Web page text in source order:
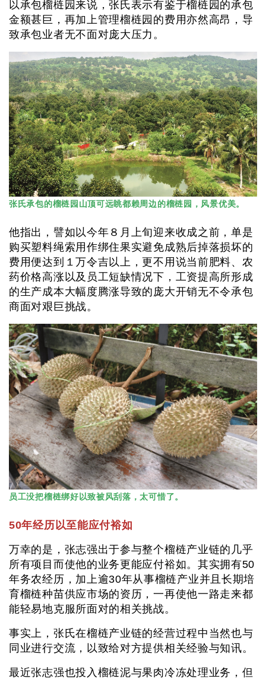
以承包榴梿园来说，张氏表示有鉴于榴梿园的承包
金额甚巨，再加上管理榴梿园的费用亦然高昂，导
致承包业者无不面对庞大压力。
张氏承包的榴梿园山顶可远眺都赖周边的榴梿园，风景优美。
他指出，譬如以今年８月上旬迎来收成之前，单是
购买塑料绳索用作绑住果实避免成熟后掉落损坏的
费用便达到１万令吉以上，更不用说当前肥料、农
药价格高涨以及员工短缺情况下，工资提高所形成
的生产成本大幅度腾涨导致的庞大开销无不令承包
商面对艰巨挑战。
员工没把榴梿绑好以致被风刮落，太可惜了。
50年经历以至能应付裕如
万幸的是，张志强出于参与整个榴梿产业链的几乎
所有项目而使他的业务更能应付裕如。其实拥有50
年务农经历，加上逾30年从事榴梿产业并且长期培
育榴梿种苗供应市场的资历，一再使他一路走来都
能轻易地克服所面对的相关挑战。
事实上，张氏在榴梿产业链的经营过程中当然也与
同业进行交流，以致给对方提供相关经验与知讯。
最近张志强也投入榴梿泥与果肉冷冻处理业务，但